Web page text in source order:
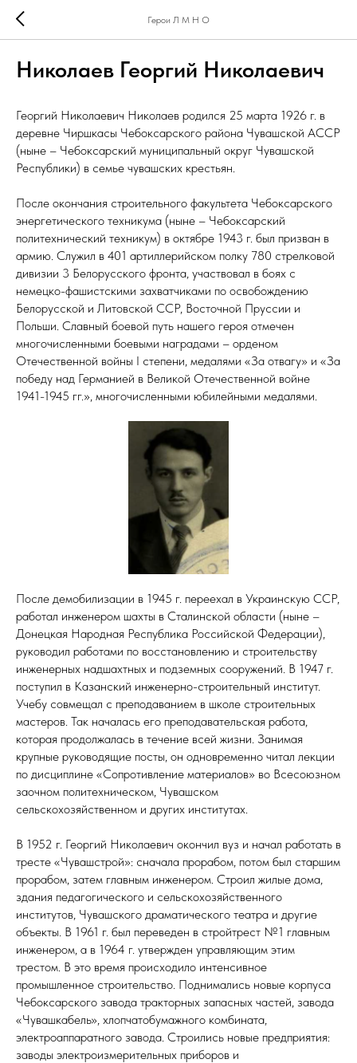
Герои Л М Н О
Николаев Георгий Николаевич
Георгий Николаевич Николаев родился 25 марта 1926 г. в
деревне Чиршкасы Чебоксарского района Чувашской АССР
(ныне – Чебоксарский муниципальный округ Чувашской
Республики) в семье чувашских крестьян.
После окончания строительного факультета Чебоксарского
энергетического техникума (ныне – Чебоксарский
политехнический техникум) в октябре 1943 г. был призван в
армию. Служил в 401 артиллерийском полку 780 стрелковой
дивизии 3 Белорусского фронта, участвовал в боях с
немецко-фашистскими захватчиками по освобождению
Белорусской и Литовской ССР, Восточной Пруссии и
Польши. Славный боевой путь нашего героя отмечен
многочисленными боевыми наградами – орденом
Отечественной войны I степени, медалями «За отвагу» и «За
победу над Германией в Великой Отечественной войне
1941-1945 гг.», многочисленными юбилейными медалями.
После демобилизации в 1945 г. переехал в Украинскую ССР,
работал инженером шахты в Сталинской области (ныне –
Донецкая Народная Республика Российской Федерации),
руководил работами по восстановлению и строительству
инженерных надшахтных и подземных сооружений. В 1947 г.
поступил в Казанский инженерно-строительный институт.
Учебу совмещал с преподаванием в школе строительных
мастеров. Так началась его преподавательская работа,
которая продолжалась в течение всей жизни. Занимая
крупные руководящие посты, он одновременно читал лекции
по дисциплине «Сопротивление материалов» во Всесоюзном
заочном политехническом, Чувашском
сельскохозяйственном и других институтах.
В 1952 г. Георгий Николаевич окончил вуз и начал работать в
тресте «Чувашстрой»: сначала прорабом, потом был старшим
прорабом, затем главным инженером. Строил жилые дома,
здания педагогического и сельскохозяйственного
институтов, Чувашского драматического театра и другие
объекты. В 1961 г. был переведен в стройтрест №1 главным
инженером, а в 1964 г. утвержден управляющим этим
трестом. В это время происходило интенсивное
промышленное строительство. Поднимались новые корпуса
Чебоксарского завода тракторных запасных частей, завода
«Чувашкабель», хлопчатобумажного комбината,
электроаппаратного завода. Строились новые предприятия:
заводы электроизмерительных приборов и